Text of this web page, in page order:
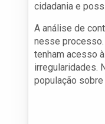
cidadania e
A análise de
nesse
tenham acesso
irregularidades.
população